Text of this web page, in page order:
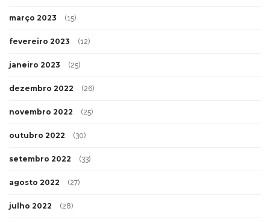
março 2023 (15)
fevereiro 2023 (12)
janeiro 2023 (25)
dezembro 2022 (26)
novembro 2022 (25)
outubro 2022 (30)
setembro 2022 (33)
agosto 2022 (27)
julho 2022 (28)